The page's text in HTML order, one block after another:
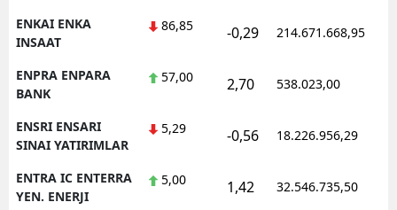
ENKAI ENKA
INSAAT
86,85 -0,29 214.671.668,95
ENPRA ENPARA
BANK
57,00 2,70 538.023,00
ENSRI ENSARI
SINAI YATIRIMLAR
5,29 -0,56 18.226.956,29
ENTRA IC ENTERRA
YEN. ENERJI
5,00 1,42 32.546.735,50